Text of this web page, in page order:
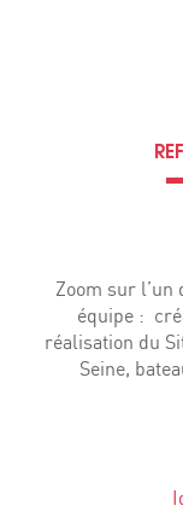
Zoom sur
équipe :
réalisation du
Seine,